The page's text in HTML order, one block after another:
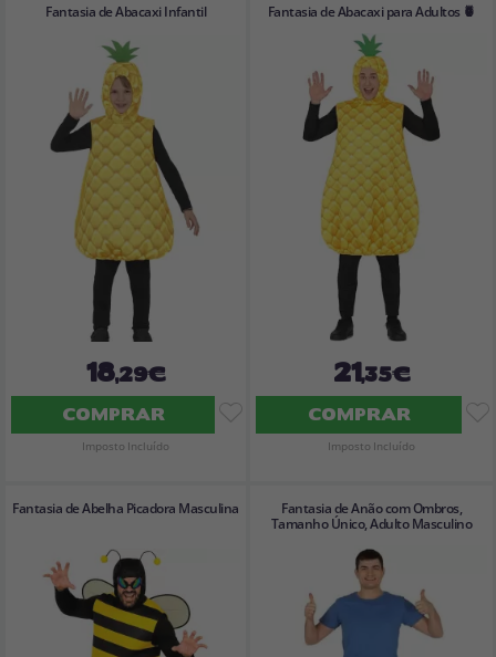
Fantasia de Abacaxi Infantil
18,29€
COMPRAR
Imposto Incluído
Fantasia de Abacaxi para Adultos 🍍
21,35€
COMPRAR
Imposto Incluído
Fantasia de Abelha Picadora Masculina
Fantasia de Anão com Ombros,
Tamanho Único, Adulto Masculino